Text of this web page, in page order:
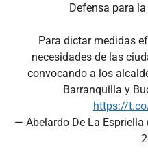
Defensa para
Para dictar medidas
necesidades de las
convocando a los
Barranquilla y
https://
— Abelardo De La Espriella